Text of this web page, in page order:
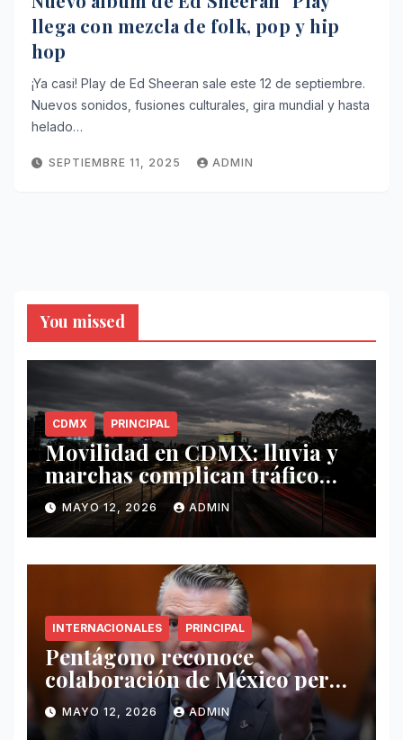
llega con mezcla de folk, pop y hip
hop
¡Ya casi! Play de Ed Sheeran sale este 12 de septiembre.
Nuevos sonidos, fusiones culturales, gira mundial y hasta
helado…
SEPTIEMBRE 11, 2025 ADMIN
You missed
CDMX PRINCIPAL
Movilidad en CDMX: lluvia y
marchas complican tráfico
este 12 de mayo
MAYO 12, 2026 ADMIN
INTERNACIONALES PRINCIPAL
Pentágono reconoce
colaboración de México pero
exige mayor operatividad
antidrogas
MAYO 12, 2026 ADMIN